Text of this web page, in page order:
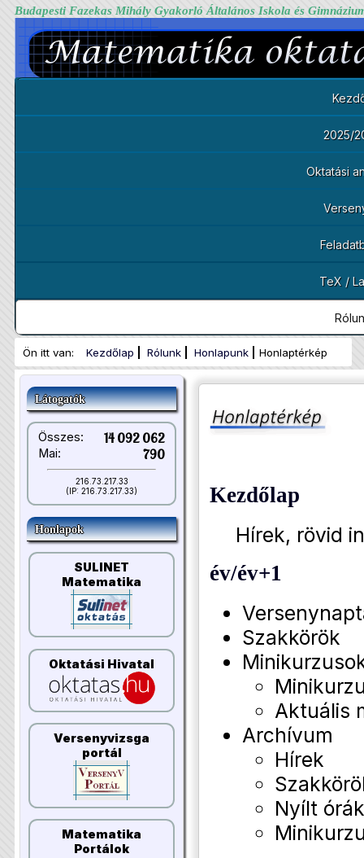
Budapesti Fazekas Mihály Gyakorló Általános Iskola és
2025/
Oktatási
TeX /
Ön itt van: Kezdőlap Rólunk Honlapunk Honlaptérkép
Látogatók
Összes: 14 092 062
Mai: 790
216.73.217.33
(IP: 216.73.217.33)
Honlapok
SULINET
Matematika
Oktatási Hivatal
Versenyvizsga
portál
Matematika
Portálok
Kezdőlap
Hírek, rövid
év/év+1
Szakkörök
Aktuális
Archívum
Hírek
Nyílt órák